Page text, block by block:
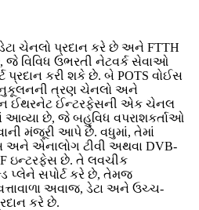
ચેનલો પ્રદાન કરે છે અને FTTH
વિવિધ ઉભરતી નેટવર્ક સેવાઓ
પ્રદાન કરી શકે છે. બે POTS વોઈસ
ત્રણ ચેનલો અને
ઈથરનેટ ઈન્ટરફેસની એક ચેનલ
આવ્યા છે, જે બહુવિધ વપરાશકર્તાઓ
મંજૂરી આપે છે. વધુમાં, તેમાં
અને એનાલોગ ટીવી અથવા DVB-
ઇન્ટરફેસ છે. તે લવચીક
સપોર્ટ કરે છે, તેમજ
અવાજ, ડેટા અને ઉચ્ચ-
કરે છે.